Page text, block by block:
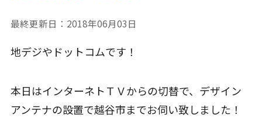
最終更新日： 2018年06月03日
地デジやドットコムです！
本日はインターネトＴＶからの切替で、デザイン
アンテナの設置で越谷市までお伺い致しました！